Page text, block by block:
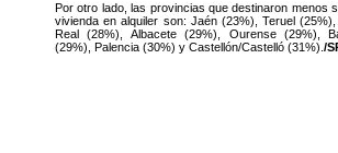
Por otro lado, las provincias que destinaron menos
vivienda en alquiler son: Jaén (23%), Teruel
Real (28%), Albacete (29%), Ourense (29%),
(29%), Palencia (30%) y Castellón/Castelló (31%)./